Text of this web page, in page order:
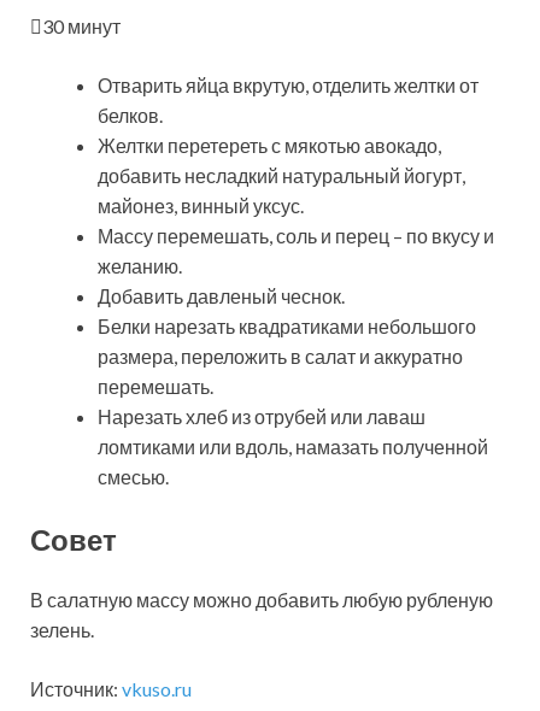
30 минут
Отварить яйца вкрутую, отделить желтки от
белков.
Желтки перетереть с мякотью авокадо,
добавить несладкий натуральный йогурт,
майонез, винный уксус.
Массу перемешать, соль и перец – по вкусу и
желанию.
Добавить давленый чеснок.
Белки нарезать квадратиками небольшого
размера, переложить в салат и аккуратно
перемешать.
Нарезать хлеб из отрубей или лаваш
ломтиками или вдоль, намазать полученной
смесью.
Совет
В салатную массу можно добавить любую рубленую
зелень.
Источник: vkuso.ru